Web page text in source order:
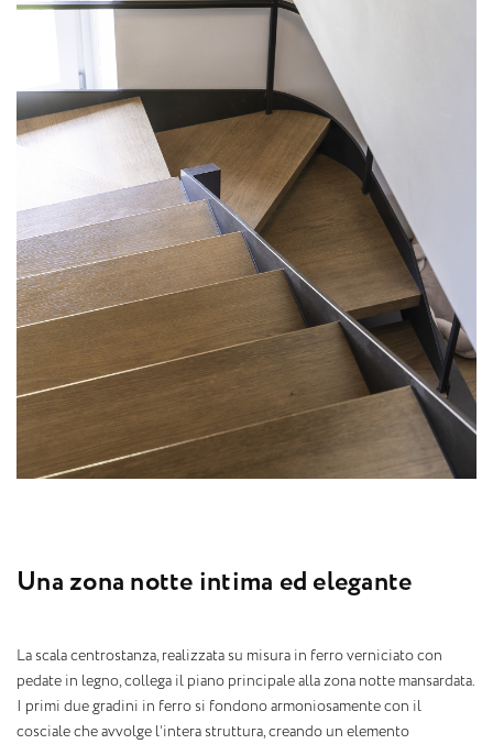
Una zona notte intima ed elegante
La scala centrostanza, realizzata su misura in ferro verniciato con
pedate in legno, collega il piano principale alla zona notte mansardata.
I primi due gradini in ferro si fondono armoniosamente con il
cosciale che avvolge l’intera struttura, creando un elemento